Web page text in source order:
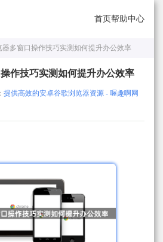
首页帮助中心
器多窗口操作技巧实测如何提升办公效率
作技巧实测如何提升办公效率
提供高效的安卓谷歌浏览器资源 - 喔趣啊网